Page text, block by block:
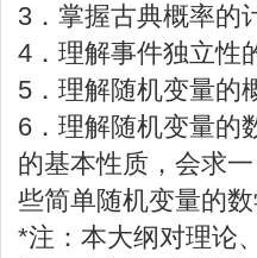
3．掌握古典概率的
4．理解事件独立性
5．理解随机变量的
6．理解随机变量的
的基本性质，会求一
些简单随机变量的数
*注：本大纲对理论